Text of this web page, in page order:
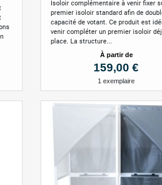
Isoloir complémentaire à venir fixer
premier isoloir standard afin de
capacité de votant. Ce produit est
venir compléter un premier isoloir
place. La structure...
à partir de
Prix
159,00 €
1 exemplaire